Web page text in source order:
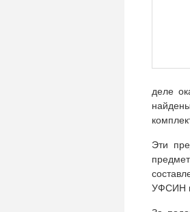
деле
Эти
УФСИН